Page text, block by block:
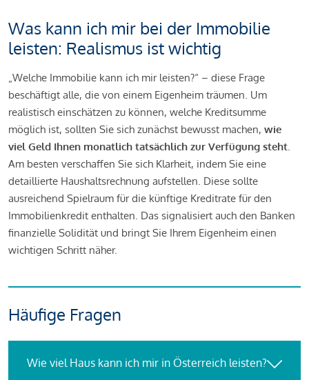
Was kann ich mir bei der Immobilie
leisten: Realismus ist wichtig
„Welche Immobilie kann ich mir leisten?“ – diese Frage
beschäftigt alle, die von einem Eigenheim träumen. Um
realistisch einschätzen zu können, welche Kreditsumme
möglich ist, sollten Sie sich zunächst bewusst machen, wie
viel Geld Ihnen monatlich tatsächlich zur Verfügung steht.
Am besten verschaffen Sie sich Klarheit, indem Sie eine
detaillierte Haushaltsrechnung aufstellen. Diese sollte
ausreichend Spielraum für die künftige Kreditrate für den
Immobilienkredit enthalten. Das signalisiert auch den Banken
finanzielle Solidität und bringt Sie Ihrem Eigenheim einen
wichtigen Schritt näher.
Häufige Fragen
Wie viel Haus kann ich mir in Österreich leisten?